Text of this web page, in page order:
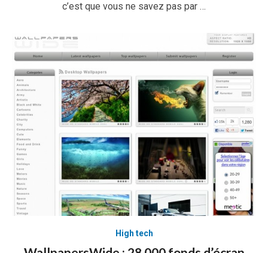
c’est que vous ne savez pas par …
High tech